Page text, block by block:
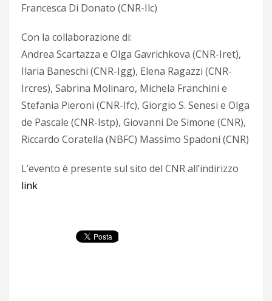
Francesca Di Donato (CNR-Ilc)
Con la collaborazione di:
Andrea Scartazza e Olga Gavrichkova (CNR-Iret),
Ilaria Baneschi (CNR-Igg), Elena Ragazzi (CNR-
Ircres), Sabrina Molinaro, Michela Franchini e
Stefania Pieroni (CNR-Ifc), Giorgio S. Senesi e Olga
de Pascale (CNR-Istp), Giovanni De Simone (CNR),
Riccardo Coratella (NBFC) Massimo Spadoni (CNR)
L’evento è presente sul sito del CNR all’indirizzo
link